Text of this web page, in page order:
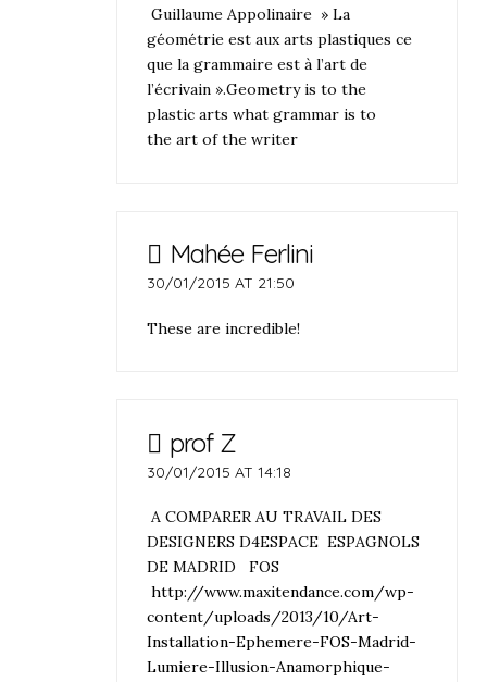
Guillaume Appolinaire » La
géométrie est aux arts plastiques ce
que la grammaire est à l’art de
l’écrivain ».Geometry is to the
plastic arts what grammar is to
the art of the writer
Mahée Ferlini
30/01/2015 AT 21:50
These are incredible!
prof Z
30/01/2015 AT 14:18
A COMPARER AU TRAVAIL DES
DESIGNERS D4ESPACE ESPAGNOLS
DE MADRID FOS
http://www.maxitendance.com/wp-
content/uploads/2013/10/Art-
Installation-Ephemere-FOS-Madrid-
Lumiere-Illusion-Anamorphique-